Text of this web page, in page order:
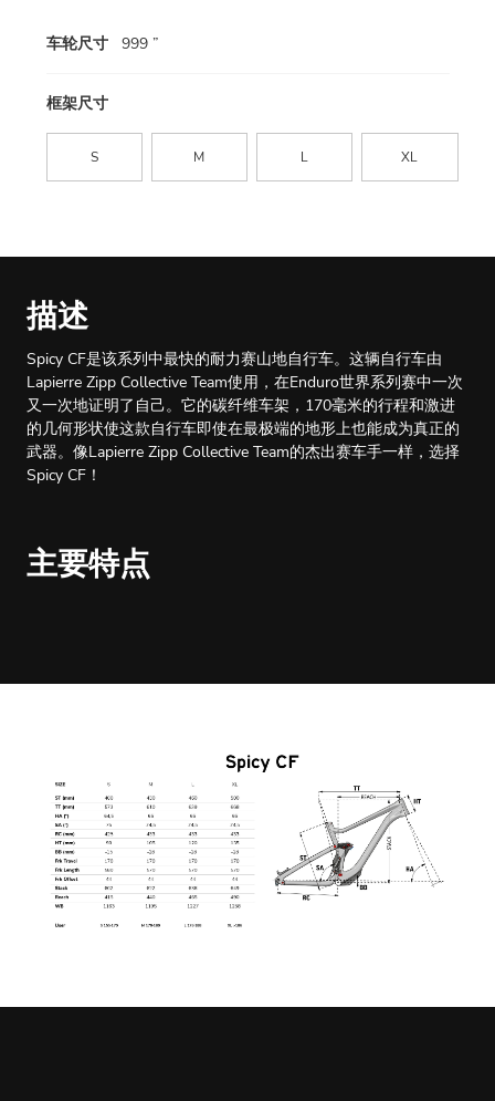
车轮尺寸 999 ”
框架尺寸
S M L XL
描述
Spicy CF是该系列中最快的耐力赛山地自行车。这辆自行车由
Lapierre Zipp Collective Team使用，在Enduro世界系列赛中一次
又一次地证明了自己。它的碳纤维车架，170毫米的行程和激进
的几何形状使这款自行车即使在最极端的地形上也能成为真正的
武器。像Lapierre Zipp Collective Team的杰出赛车手一样，选择
Spicy CF！
主要特点